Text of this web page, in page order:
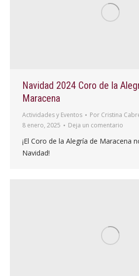
Navidad 2024 Coro de la
Maracena
Actividades y Eventos Por Cristina
8 enero, 2025
Deja un comentario
¡El Coro de la Alegría de Maracena
Navidad!